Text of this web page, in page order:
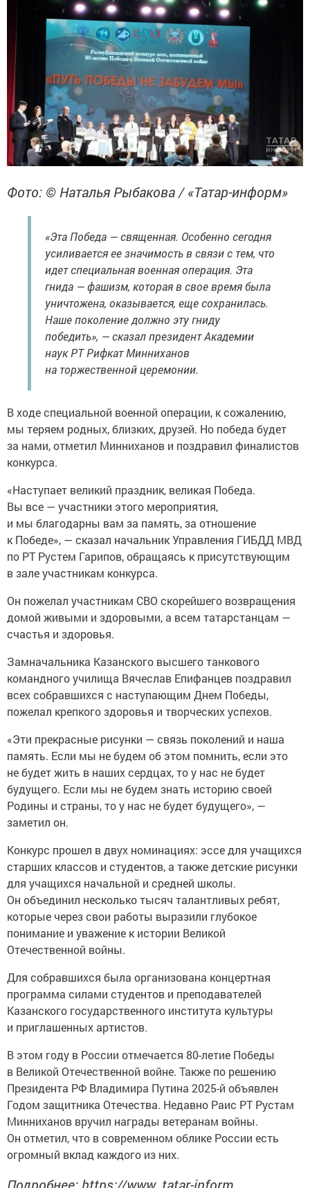
Фото: © Наталья Рыбакова / «Татар-информ»
«Эта Победа — священная. Особенно сегодня
усиливается ее значимость в связи с тем, что
идет специальная военная операция. Эта
гнида — фашизм, которая в свое время была
уничтожена, оказывается, еще сохранилась.
Наше поколение должно эту гниду
победить», — сказал президент Академии
наук РТ Рифкат Минниханов
на торжественной церемонии.
В ходе специальной военной операции, к сожалению,
мы теряем родных, близких, друзей. Но победа будет
за нами, отметил Минниханов и поздравил финалистов
конкурса.
«Наступает великий праздник, великая Победа.
Вы все — участники этого мероприятия,
и мы благодарны вам за память, за отношение
к Победе», — сказал начальник Управления ГИБДД МВД
по РТ Рустем Гарипов, обращаясь к присутствующим
в зале участникам конкурса.
Он пожелал участникам СВО скорейшего возвращения
домой живыми и здоровыми, а всем татарстанцам —
счастья и здоровья.
Замначальника Казанского высшего танкового
командного училища Вячеслав Епифанцев поздравил
всех собравшихся с наступающим Днем Победы,
пожелал крепкого здоровья и творческих успехов.
«Эти прекрасные рисунки — связь поколений и наша
память. Если мы не будем об этом помнить, если это
не будет жить в наших сердцах, то у нас не будет
будущего. Если мы не будем знать историю своей
Родины и страны, то у нас не будет будущего», —
заметил он.
Конкурс прошел в двух номинациях: эссе для учащихся
старших классов и студентов, а также детские рисунки
для учащихся начальной и средней школы.
Он объединил несколько тысяч талантливых ребят,
которые через свои работы выразили глубокое
понимание и уважение к истории Великой
Отечественной войны.
Для собравшихся была организована концертная
программа силами студентов и преподавателей
Казанского государственного института культуры
и приглашенных артистов.
В этом году в России отмечается 80-летие Победы
в Великой Отечественной войне. Также по решению
Президента РФ Владимира Путина 2025-й объявлен
Годом защитника Отечества. Недавно Раис РТ Рустам
Минниханов вручил награды ветеранам войны.
Он отметил, что в современном облике России есть
огромный вклад каждого из них.
Подробнее: https://www. tatar-inform.